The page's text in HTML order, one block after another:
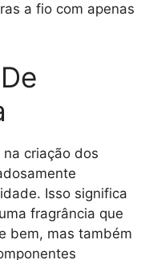
a fio com apenas
criação dos
Isso significa
fragrância que
bem, mas também